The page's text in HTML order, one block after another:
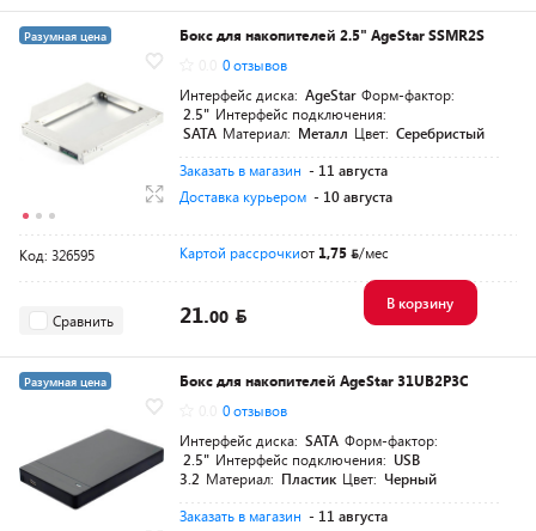
Разумная цена
Бокс для накопителей 2.5" AgeStar SSMR2S
0 отзывов
Интерфейс диска: AgeStar Форм-фактор:
2.5" Интерфейс подключения:
SATA Материал: Металл Цвет: Серебристый
Заказать в магазин - 11 августа
Доставка курьером - 10 августа
Код: 326595 Картой рассрочкиот 1,75 /мес
Сравнить 21.00
В корзину
Разумная цена
Бокс для накопителей AgeStar 31UB2P3C
0 отзывов
Интерфейс диска: SATA Форм-фактор:
2.5" Интерфейс подключения: USB
3.2 Материал: Пластик Цвет: Черный
Заказать в магазин - 11 августа